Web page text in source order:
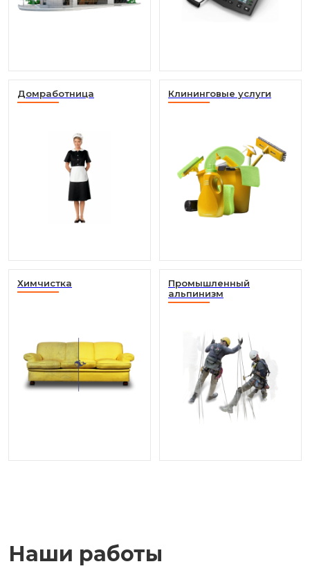
Домработница Клининговые услуги
Химчистка
Промышленный
альпинизм
Наши работы